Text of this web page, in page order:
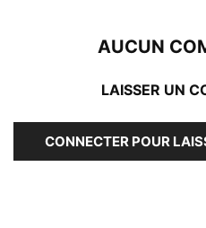
AUCUN
LAISSER UN
CONNECTER POUR